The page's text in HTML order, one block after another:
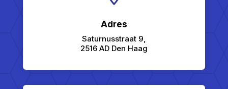
Adres
Saturnusstraat 9,
2516 AD Den Haag